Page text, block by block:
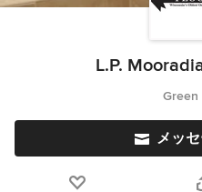
L.P.
Green
メッ